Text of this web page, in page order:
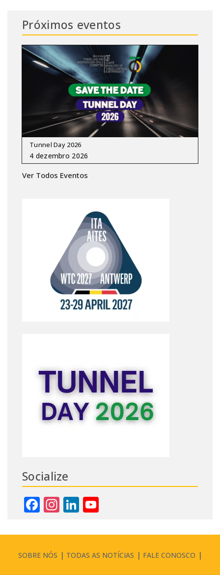
Próximos eventos
Tunnel Day 2026
Ver Todos Eventos
Socialize
Facebook
Instagram
LinkedIn
SOBRE NÓS TODAS AS NOTÍCIAS FALE CONOSCO